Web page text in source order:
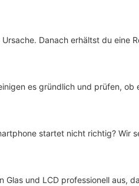
Danach erhältst du eine
es gründlich und prüfen, ob
startet nicht richtig? Wir
und LCD professionell aus,